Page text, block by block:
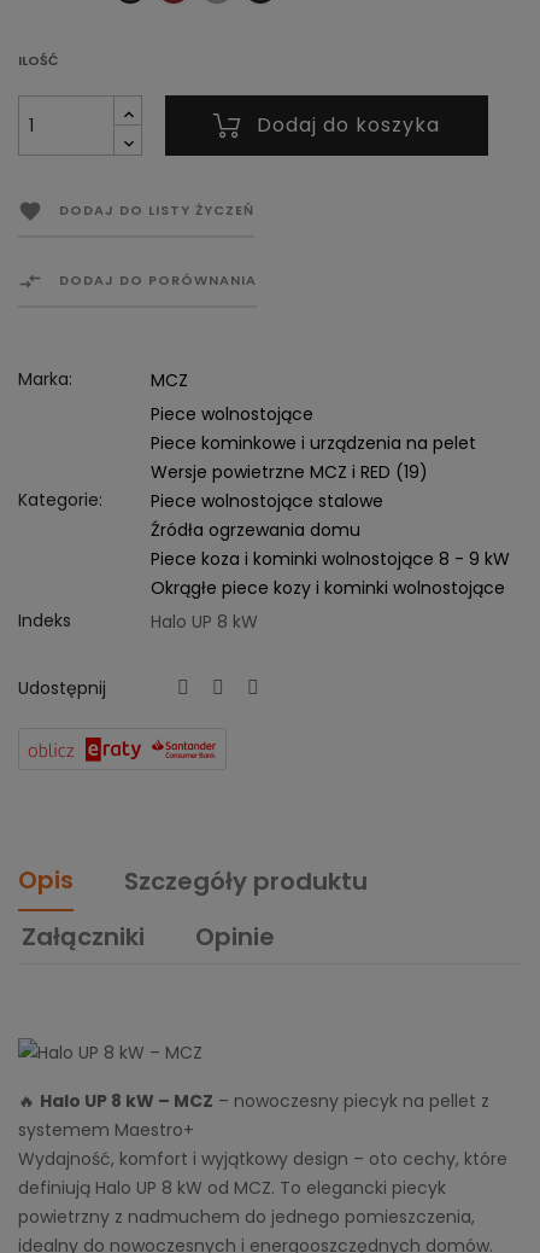
ILOŚĆ
Dodaj do koszyka
 DODAJ DO LISTY ŻYCZEŃ
 DODAJ DO PORÓWNANIA
Marka: MCZ
Kategorie:
Piece wolnostojące
Piece kominkowe i urządzenia na pelet
Wersje powietrzne MCZ i RED (19)
Piece wolnostojące stalowe
Źródła ogrzewania domu
Piece koza i kominki wolnostojące 8 - 9 kW
Okrągłe piece kozy i kominki wolnostojące
Indeks
Halo UP 8 kW
Udostępnij
Opis
Szczegóły produktu
Załączniki
Opinie
🔥 Halo UP 8 kW – MCZ – nowoczesny piecyk na pellet z
systemem Maestro+
Wydajność, komfort i wyjątkowy design – oto cechy, które
definiują Halo UP 8 kW od MCZ. To elegancki piecyk
powietrzny z nadmuchem do jednego pomieszczenia,
idealny do nowoczesnych i energooszczędnych domów.